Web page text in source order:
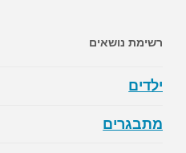
רשימת נושאים
ילדים
מתבגרים